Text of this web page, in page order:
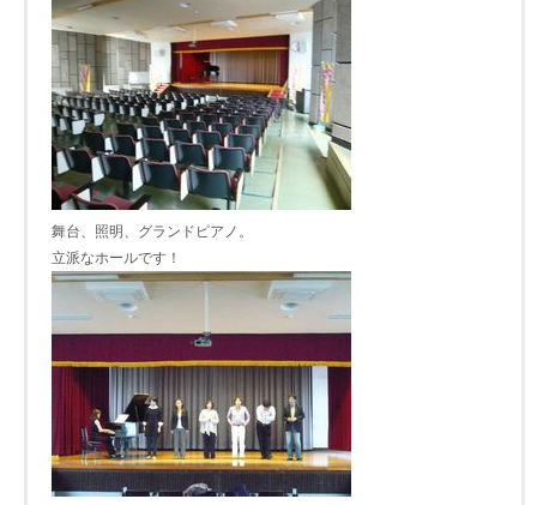
舞台、照明、グランドピアノ。
立派なホールです！